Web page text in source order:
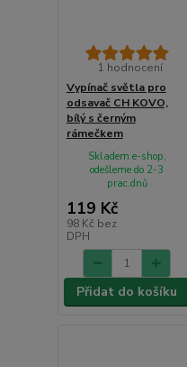
1 hodnocení
Vypínač světla pro
odsavač CH KOVO,
bílý s černým
rámečkem
119 Kč
98 Kč bez
DPH
Skladem e-shop,
odešleme do 2-3
prac.dnů
Přidat do košíku